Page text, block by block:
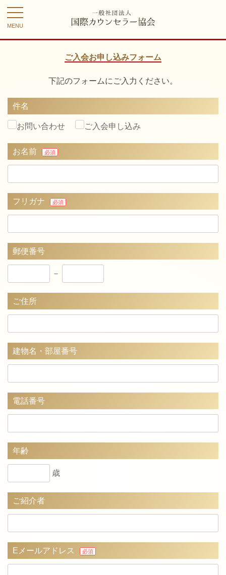
toggle
navigation
ご入会お申し込みフォーム
下記のフォームにご入力ください。
件名
お問い合わせ ご入会申し込み
お名前 必須
フリガナ 必須
郵便番号
－
ご住所
建物名・部屋番号
電話番号
年齢
歳
ご紹介者
Eメールアドレス 必須